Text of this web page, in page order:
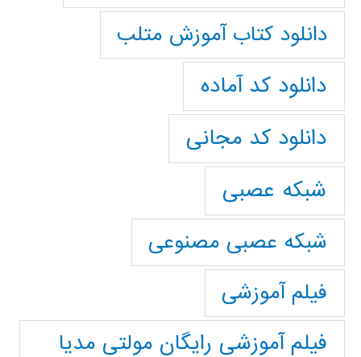
دانلود کتاب آموزش متلب
دانلود کد آماده
دانلود کد مجانی
شبکه عصبی
شبکه عصبی مصنوعی
فیلم آموزشی
فیلم آموزشی رایگان مولتی مدیا